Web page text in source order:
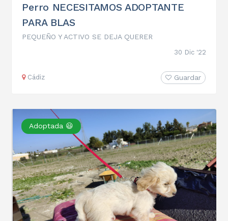
Perro NECESITAMOS ADOPTANTE
PARA BLAS
PEQUEÑO Y ACTIVO SE DEJA QUERER
30 Dic '22
Cádiz Guardar
Adoptada 😃